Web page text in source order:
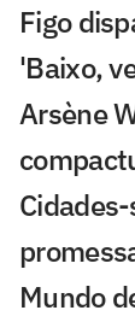
Figo
'Baixo,
Arsène
Mundo